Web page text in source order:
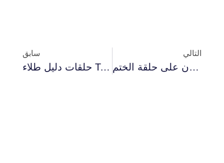
سابق
حلقات دليل طلاء TaC: مصممة للظروف الصعبة
التالي
لماذا يعتمد المصنعون على حلقة الختم SiC